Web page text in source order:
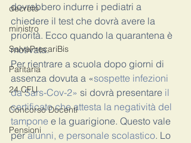
decreto
ministro
SalvaPrecariBis
Paritaria
24 CFU
Concorso Docenti
Pensioni
dovrebbero indurre i pediatri a
chiedere il test che dovrà avere la
priorità. Ecco quando la quarantena è
motivata.
Per rientrare a scuola dopo giorni di
assenza dovuta a «sospette infezioni
da Sars-Cov-2» si dovrà presentare il
certificato che attesta la negatività del
tampone e la guarigione. Questo vale
per alunni, e personale scolastico. Lo